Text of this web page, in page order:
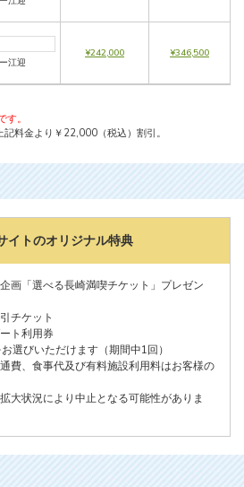
江迎
¥242,000 ¥346,500
。
料金より￥22,000（税込）割引。
イトのオリジナル特典
画「選べる長崎満喫チケット」プレゼン
チケット
ト利用券
選びいただけます（期間中1回）
費、食事代及び有料施設利用料はお客様の
大状況により中止となる可能性がありま